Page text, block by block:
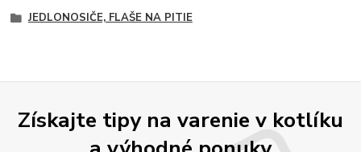
JEDLONOSIČE, FLAŠE NA PITIE
Získajte tipy na varenie v kotlíku